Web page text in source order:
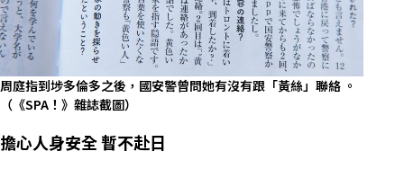
周庭指到埗多倫多之後，國安警曾問她有沒有跟「黃絲」聯絡 。
（《SPA！》雜誌截圖）
擔心人身安全 暫不赴日